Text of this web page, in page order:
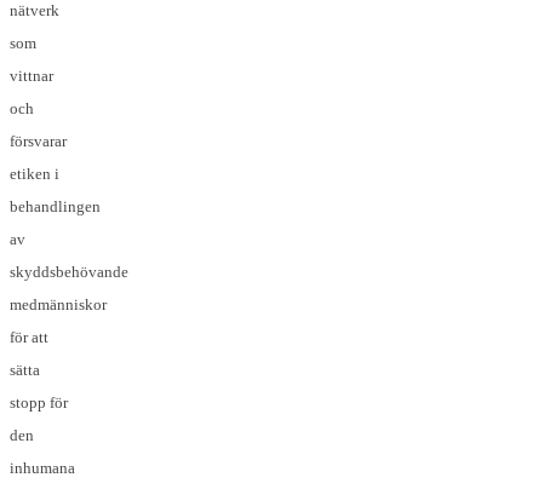
nätverk
som
vittnar
och
försvarar
etiken i
behandlingen
av
skyddsbehövande
medmänniskor
för att
sätta
stopp för
den
inhumana